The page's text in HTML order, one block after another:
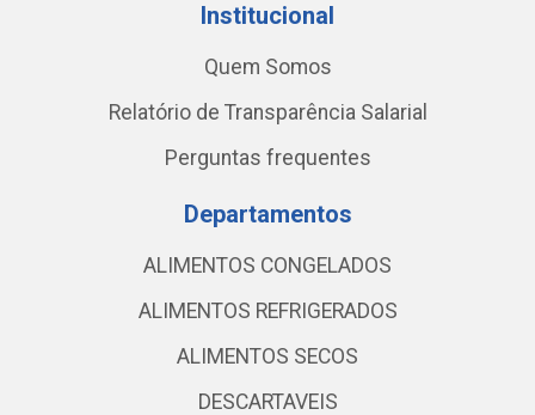
Institucional
Quem Somos
Relatório de Transparência Salarial
Perguntas frequentes
Departamentos
ALIMENTOS CONGELADOS
ALIMENTOS REFRIGERADOS
ALIMENTOS SECOS
DESCARTAVEIS